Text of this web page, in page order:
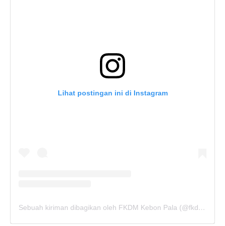
Lihat postingan ini di Instagram
Sebuah kiriman dibagikan oleh FKDM Kebon Pala (@fkdm_kebonpala)